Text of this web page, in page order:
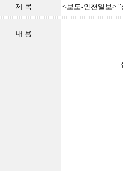
제 목 <보도-인천일보>
내 용